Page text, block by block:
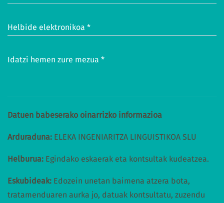
Helbide elektronikoa *
Idatzi hemen zure mezua *
Datuen babeserako oinarrizko informazioa
Arduraduna: ELEKA INGENIARITZA LINGUISTIKOA SLU
Helburua: Egindako eskaerak eta kontsultak kudeatzea.
Eskubideak: Edozein unetan baimena atzera bota,
tratamenduaren aurka jo, datuak kontsultatu, zuzendu